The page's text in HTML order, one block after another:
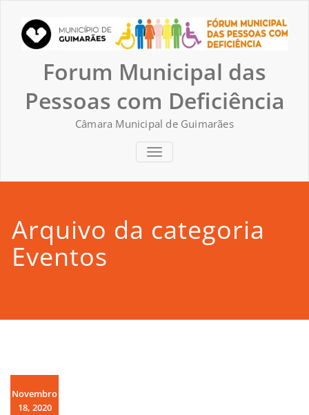
content
Forum Municipal das
Pessoas com Deficiência
Câmara Municipal de Guimarães
TOGGLE NAVIGATION
Arquivo da categoria
Eventos
Novembro
18, 2020